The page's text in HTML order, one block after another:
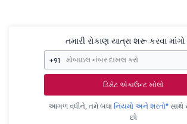
તમારી રોકાણ યાત્રા શરૂ કરવા
+91
ડિમેટ એકાઉન્ટ ખોલો
આગળ વધીને, તમે બધા નિયમો અને શરતો* સાથે
છો